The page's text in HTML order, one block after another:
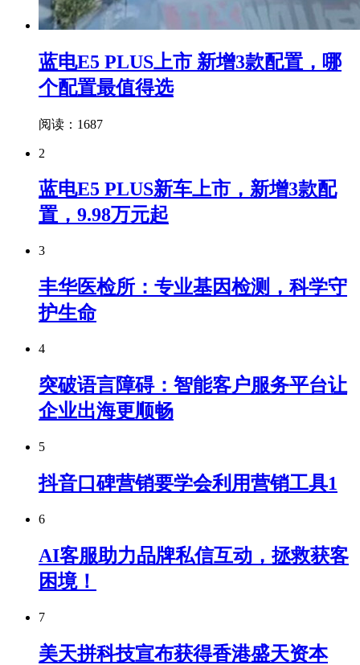
蓝电E5 PLUS上市 新增3款配置，哪
个配置最值得选
阅读：1687
2
蓝电E5 PLUS新车上市，新增3款配
置，9.98万元起
3
丰华医检所：专业基因检测，科学守
护生命
4
突破语言障碍：智能客户服务平台让
企业出海更顺畅
5
抖音口碑营销要学会利用营销工具1
6
AI客服助力品牌私信互动，拯救获客
困境！
7
美天拼科技宣布获得香港盛天资本